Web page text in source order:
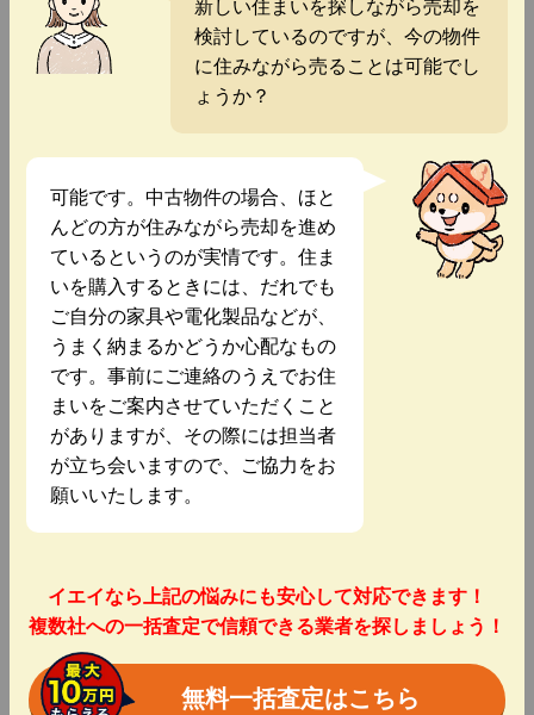
検討しているのですが、今の物件
に住みながら売ることは可能でし
ょうか？
可能です。中古物件の場合、ほと
んどの方が住みながら売却を進め
ているというのが実情です。住ま
いを購入するときには、だれでも
ご自分の家具や電化製品などが、
うまく納まるかどうか心配なもの
です。事前にご連絡のうえでお住
まいをご案内させていただくこと
がありますが、その際には担当者
が立ち会いますので、ご協力をお
願いいたします。
イエイなら上記の悩みにも安心して対応できます！
複数社への一括査定で信頼できる業者を探しましょう！
無料一括査定はこちら